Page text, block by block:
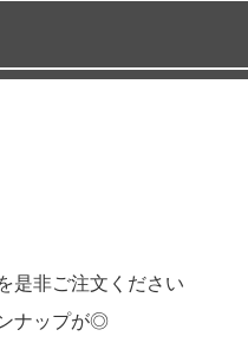
是非ご注文ください
ナップが◎